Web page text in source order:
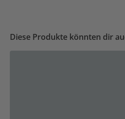
Diese Produkte könnten dir